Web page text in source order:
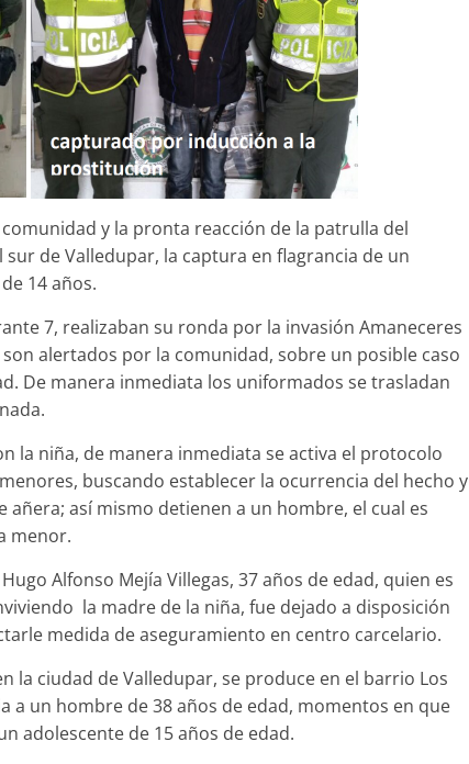
y la pronta reacción de la patrulla del
de Valledupar, la captura en flagrancia de un
14 años.
7, realizaban su ronda por la invasión Amaneceres
alertados por la comunidad, sobre un posible caso
De manera inmediata los uniformados se trasladan
la niña, de manera inmediata se activa el protocolo
buscando establecer la ocurrencia del hecho y
así mismo detienen a un hombre, el cual es
menor.
Alfonso Mejía Villegas, 37 años de edad, quien es
la madre de la niña, fue dejado a disposición
medida de aseguramiento en centro carcelario.
la ciudad de Valledupar, se produce en el barrio Los
a un hombre de 38 años de edad, momentos en que
adolescente de 15 años de edad.